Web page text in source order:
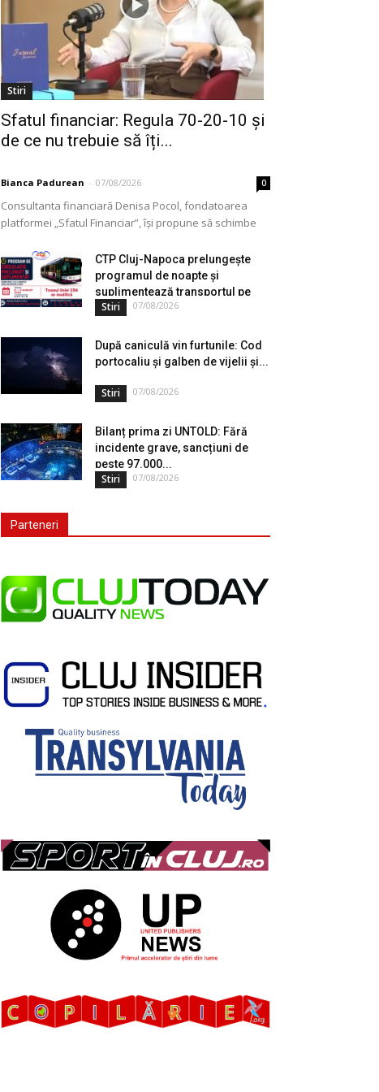
Stiri
Sfatul financiar: Regula 70-20-10 și
de ce nu trebuie să îți...
Bianca Padurean - 07/08/2026 0
Consultanta financiară Denisa Pocol, fondatoarea
platformei „Sfatul Financiar”, își propune să schimbe
experiență de peste...CTP Cluj-Napoca prelungește
programul de noapte și
suplimentează transportul pe
durata...
Stiri 07/08/2026
După caniculă vin furtunile: Cod
portocaliu și galben de vijelii și...
Stiri 07/08/2026
Bilanț prima zi UNTOLD: Fără
incidente grave, sancțiuni de
peste 97.000...
Stiri 07/08/2026
Parteneri